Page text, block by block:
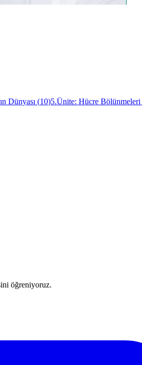
Dünyası (10)5.Ünite: Hücre Bölünmeleri
öğreniyoruz.